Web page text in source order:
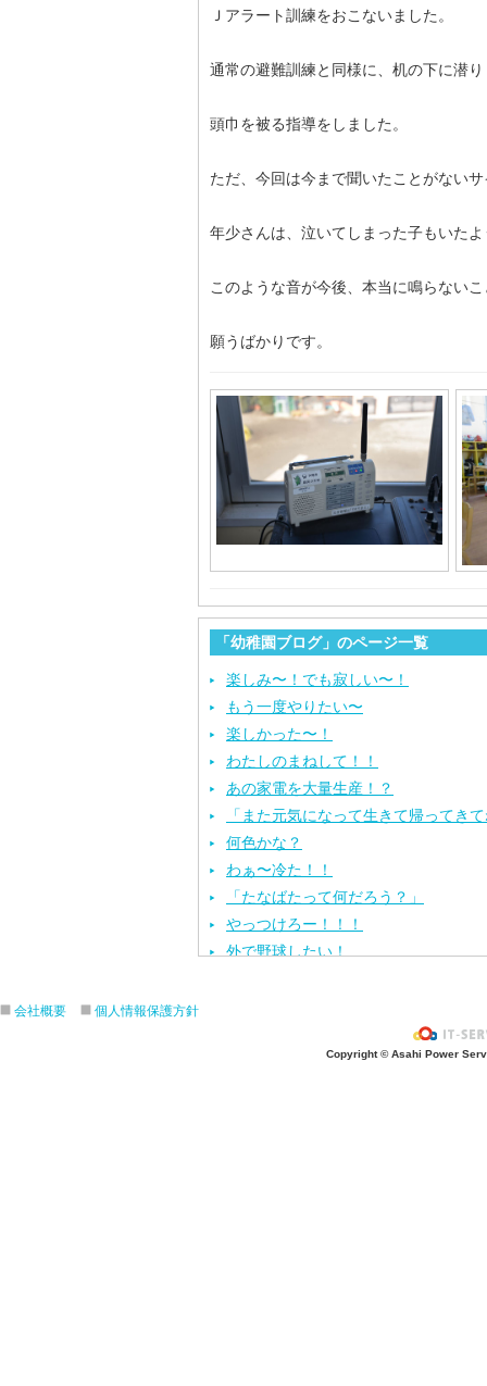
Ｊアラート訓練をおこないました。
通常の避難訓練と同様に、机の下に潜り
頭巾を被る指導をしました。
ただ、今回は今まで聞いたことがない
年少さんは、泣いてしまった子もいたよ
このような音が今後、本当に鳴らない
願うばかりです。
「幼稚園ブログ」のページ一覧
楽しみ〜！でも寂しい〜！
もう一度やりたい〜
楽しかった〜！
わたしのまねして！！
あの家電を大量生産！？
「また元気になって生きて帰ってき
何色かな？
わぁ〜冷た！！
「たなばたって何だろう？」
やっつけろー！！！
外で野球したい！
あの先生はだ〜れ？
会社概要 個人情報保護方針
Copyright © Asahi Power